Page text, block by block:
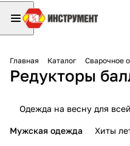
Главная Каталог Сварочное
Редукторы
Одежда на весну для
Мужская одежда Хиты